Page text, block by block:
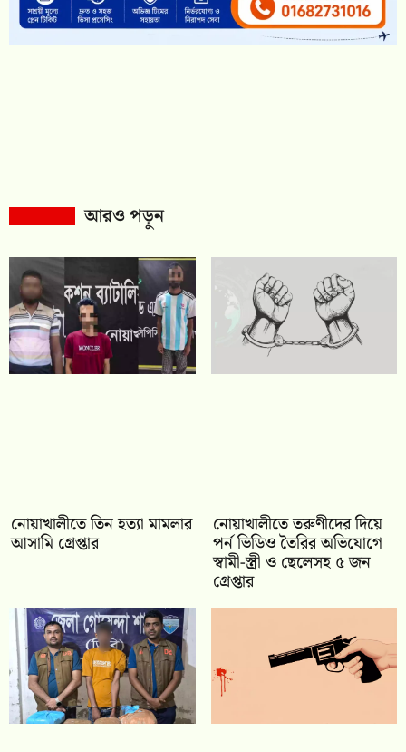
আরও পড়ুন
নোয়াখালীতে তিন হত্যা মামলার
আসামি গ্রেপ্তার
নোয়াখালীতে তরুণীদের দিয়ে
পর্ন ভিডিও তৈরির অভিযোগে
স্বামী-স্ত্রী ও ছেলেসহ ৫ জন
গ্রেপ্তার